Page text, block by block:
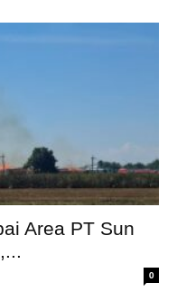
Area PT Sun
0